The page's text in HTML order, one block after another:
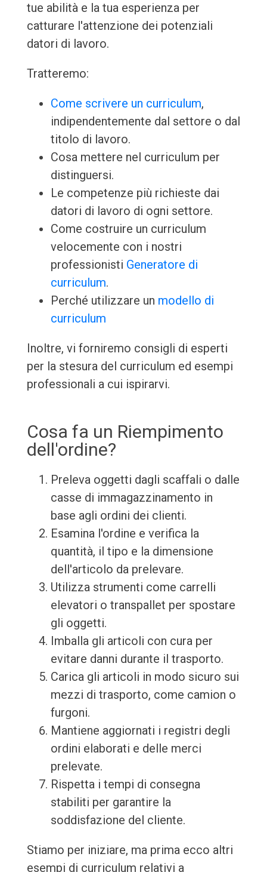
tue abilità e la tua esperienza per
catturare l'attenzione dei potenziali
datori di lavoro.
Tratteremo:
Come scrivere un curriculum,
indipendentemente dal settore o dal
titolo di lavoro.
Cosa mettere nel curriculum per
distinguersi.
Le competenze più richieste dai
datori di lavoro di ogni settore.
Come costruire un curriculum
velocemente con i nostri
professionisti Generatore di
curriculum.
Perché utilizzare un modello di
curriculum
Inoltre, vi forniremo consigli di esperti
per la stesura del curriculum ed esempi
professionali a cui ispirarvi.
Cosa fa un Riempimento
dell'ordine?
Preleva oggetti dagli scaffali o dalle
casse di immagazzinamento in
base agli ordini dei clienti.
Esamina l'ordine e verifica la
quantità, il tipo e la dimensione
dell'articolo da prelevare.
Utilizza strumenti come carrelli
elevatori o transpallet per spostare
gli oggetti.
Imballa gli articoli con cura per
evitare danni durante il trasporto.
Carica gli articoli in modo sicuro sui
mezzi di trasporto, come camion o
furgoni.
Mantiene aggiornati i registri degli
ordini elaborati e delle merci
prelevate.
Rispetta i tempi di consegna
stabiliti per garantire la
soddisfazione del cliente.
Stiamo per iniziare, ma prima ecco altri
esempi di curriculum relativi a